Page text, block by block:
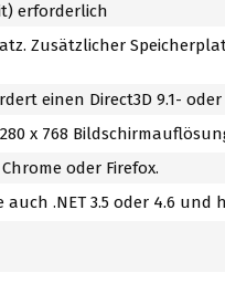
erforderlich
Zusätzlicher
einen Direct3D 9.1-
x 768
oder Firefox.
auch .NET 3.5 oder 4.6